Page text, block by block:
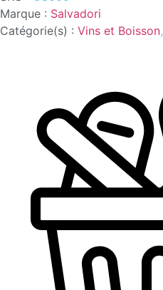
Marque : Salvadori
Catégorie(s) : Vins et Boisson,